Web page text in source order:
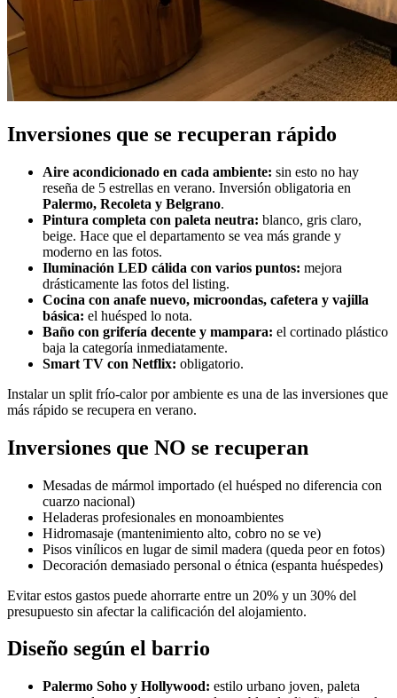
Inversiones que se recuperan rápido
Aire acondicionado en cada ambiente: sin esto no hay
reseña de 5 estrellas en verano. Inversión obligatoria en
Palermo, Recoleta y Belgrano.
Pintura completa con paleta neutra: blanco, gris claro,
beige. Hace que el departamento se vea más grande y
moderno en las fotos.
Iluminación LED cálida con varios puntos: mejora
drásticamente las fotos del listing.
Cocina con anafe nuevo, microondas, cafetera y vajilla
básica: el huésped lo nota.
Baño con grifería decente y mampara: el cortinado plástico
baja la categoría inmediatamente.
Smart TV con Netflix: obligatorio.
Instalar un split frío-calor por ambiente es una de las inversiones que
más rápido se recupera en verano.
Inversiones que NO se recuperan
Mesadas de mármol importado (el huésped no diferencia con
cuarzo nacional)
Heladeras profesionales en monoambientes
Hidromasaje (mantenimiento alto, cobro no se ve)
Pisos vinílicos en lugar de simil madera (queda peor en fotos)
Decoración demasiado personal o étnica (espanta huéspedes)
Evitar estos gastos puede ahorrarte entre un 20% y un 30% del
presupuesto sin afectar la calificación del alojamiento.
Diseño según el barrio
Palermo Soho y Hollywood: estilo urbano joven, paleta